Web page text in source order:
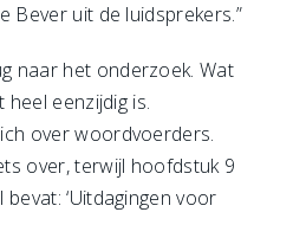
Bever uit de luidsprekers.”
naar het onderzoek. Wat
heel eenzijdig is.
over woordvoerders.
over, terwijl hoofdstuk 9
‘Uitdagingen voor